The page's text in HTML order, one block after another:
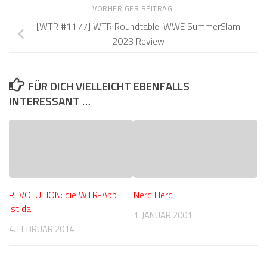
VORHERIGER BEITRAG
[WTR #1177] WTR Roundtable: WWE SummerSlam
2023 Review
FÜR DICH VIELLEICHT EBENFALLS
INTERESSANT …
REVOLUTION: die WTR-App
ist da!
4. FEBRUAR 2014
Nerd Herd
1. JANUAR 2001